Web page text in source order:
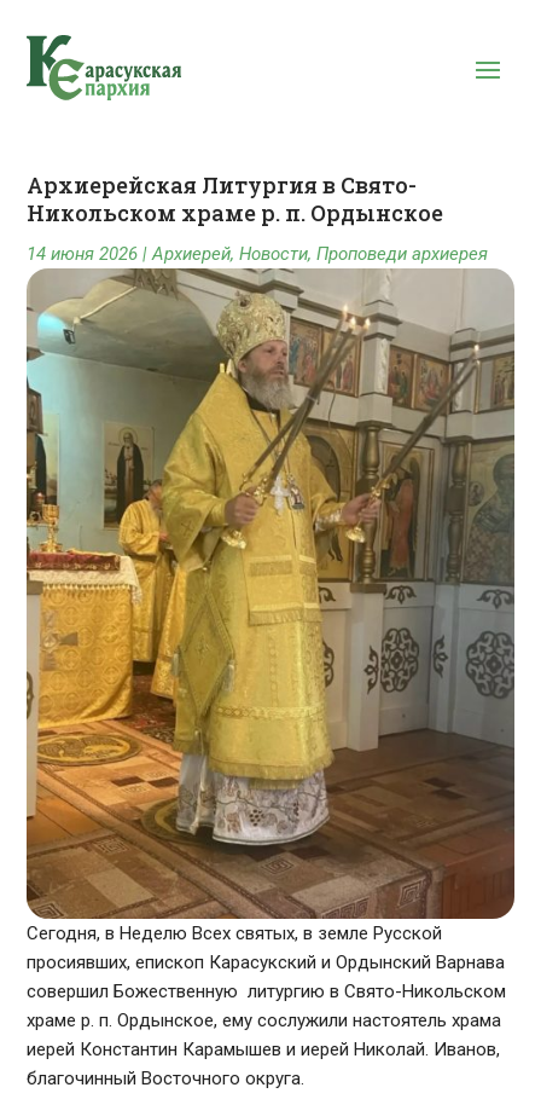
Архиерейская Литургия в Свято-
Никольском храме р. п. Ордынское
14 июня 2026 |Архиерей,Новости,Проповеди архиерея
Сегодня, в Неделю Всех cвятых, в земле Русской
просиявших, епископ Карасукский и Ордынский Варнава
совершил Божественную литургию в Свято-Никольском
храме р. п. Ордынское, ему сослужили настоятель храма
иерей Константин Карамышев и иерей Николай. Иванов,
благочинный Восточного округа.